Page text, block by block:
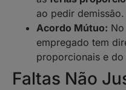
ao pedir demissão.
Acordo Mútuo:
empregado tem
proporcionais e do
Faltas Não